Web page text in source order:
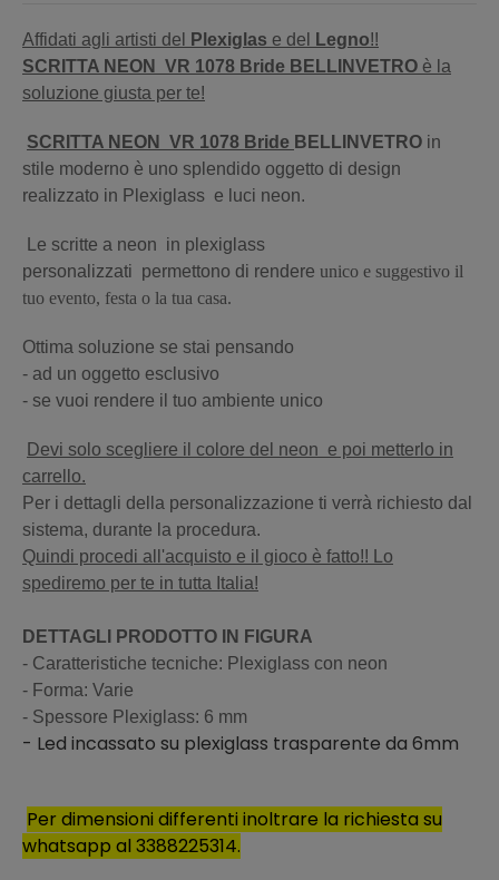
Affidati agli artisti del Plexiglas e del Legno!!
SCRITTA NEON VR 1078 Bride BELLINVETRO è la
soluzione giusta per te!
SCRITTA NEON VR 1078 Bride BELLINVETRO in
stile moderno è uno splendido oggetto di design
realizzato in Plexiglass e luci neon.
Le scritte a neon in plexiglass
personalizzati permettono di rendere unico e suggestivo il
tuo evento, festa o la tua casa.
Ottima soluzione se stai pensando
- ad un oggetto esclusivo
- se vuoi rendere il tuo ambiente unico
Devi solo scegliere il colore del neon e poi metterlo in
carrello.
Per i dettagli della personalizzazione ti verrà richiesto dal
sistema, durante la procedura.
Quindi procedi all'acquisto e il gioco è fatto!! Lo
spediremo per te in tutta Italia!
DETTAGLI PRODOTTO IN FIGURA
- Caratteristiche tecniche: Plexiglass con neon
- Forma: Varie
- Spessore Plexiglass: 6 mm
- Led incassato su plexiglass trasparente da 6mm
Per dimensioni differenti inoltrare la richiesta su
whatsapp al 3388225314.